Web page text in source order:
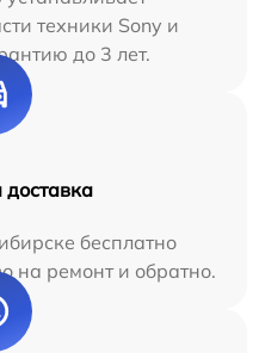
техники Sony и
до 3 лет.
доставка
бесплатно
на ремонт и обратно.